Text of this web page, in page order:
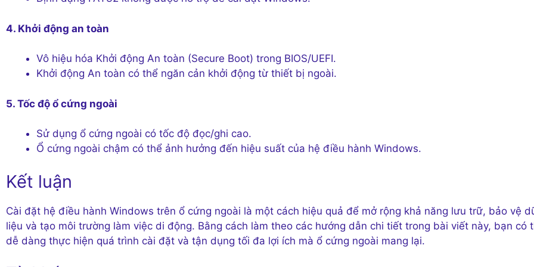
4. Khởi động an toàn
Vô hiệu hóa Khởi động An toàn (Secure Boot) trong BIOS/UEFI.
Khởi động An toàn có thể ngăn cản khởi động từ thiết bị ngoài.
5. Tốc độ ổ cứng ngoài
Sử dụng ổ cứng ngoài có tốc độ đọc/ghi cao.
Ổ cứng ngoài chậm có thể ảnh hưởng đến hiệu suất của hệ điều hành Windows.
Kết luận
Cài đặt hệ điều hành Windows trên ổ cứng ngoài là một cách hiệu quả để mở rộng khả năng lưu trữ, bảo vệ
liệu và tạo môi trường làm việc di động. Bằng cách làm theo các hướng dẫn chi tiết trong bài viết này, bạn có
dễ dàng thực hiện quá trình cài đặt và tận dụng tối đa lợi ích mà ổ cứng ngoài mang lại.